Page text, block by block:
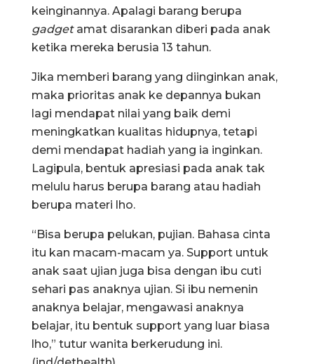
keinginannya. Apalagi barang berupa
gadgetamat disarankan diberi pada anak
ketika mereka berusia 13 tahun.
Jika memberi barang yang diinginkan anak,
maka prioritas anak ke depannya bukan
lagi mendapat nilai yang baik demi
meningkatkan kualitas hidupnya, tetapi
demi mendapat hadiah yang ia inginkan.
Lagipula, bentuk apresiasi pada anak tak
melulu harus berupa barang atau hadiah
berupa materi lho.
“Bisa berupa pelukan, pujian. Bahasa cinta
itu kan macam-macam ya. Support untuk
anak saat ujian juga bisa dengan ibu cuti
sehari pas anaknya ujian. Si ibu nemenin
anaknya belajar, mengawasi anaknya
belajar, itu bentuk support yang luar biasa
lho,” tutur wanita berkerudung ini.